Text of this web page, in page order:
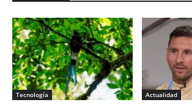
Tecnología Actualidad